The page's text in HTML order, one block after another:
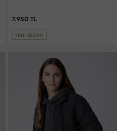
7.950 TL
YENİ SEZON